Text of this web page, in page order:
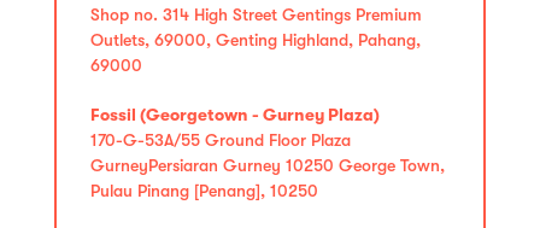
Shop no. 314 High Street Gentings Premium
Outlets, 69000, Genting Highland, Pahang,
69000
Fossil (Georgetown - Gurney Plaza)
170-G-53A/55 Ground Floor Plaza
GurneyPersiaran Gurney 10250 George Town,
Pulau Pinang [Penang], 10250